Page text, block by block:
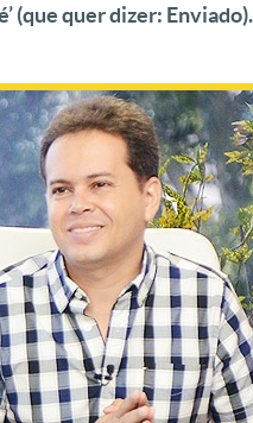
(que quer dizer: